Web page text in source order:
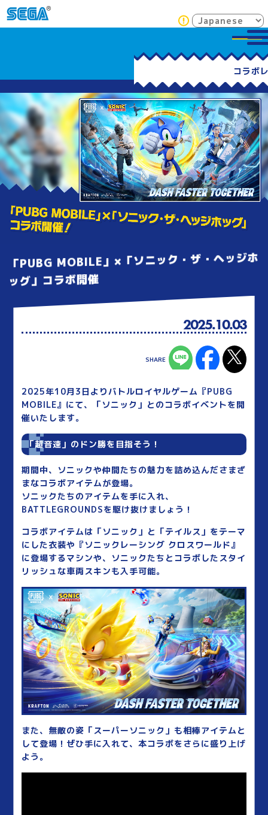
「PUBG MOBILE」×「ソニック・ザ・ヘッジホ
ッグ」コラボ開催
2025.10.03
2025年10月3日よりバトルロイヤルゲーム『PUBG
MOBILE』にて、「ソニック」とのコラボイベントを開
催いたします。
「超音速」のドン勝を目指そう！
期間中、ソニックや仲間たちの魅力を詰め込んださまざ
まなコラボアイテムが登場。
ソニックたちのアイテムを手に入れ、
BATTLEGROUNDSを駆け抜けましょう！
コラボアイテムは「ソニック」と「テイルス」をテーマ
にした衣装や『ソニックレーシング クロスワールド』
に登場するマシンや、ソニックたちとコラボしたスタイ
リッシュな車両スキンも入手可能。
また、無敵の姿「スーパーソニック」も相棒アイテムと
して登場！ぜひ手に入れて、本コラボをさらに盛り上げ
よう。